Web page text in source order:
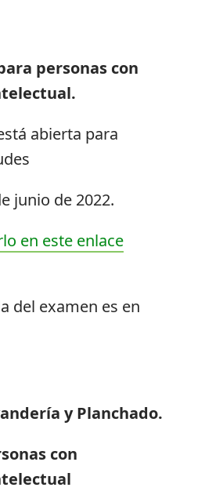
personas con
abierta para
junio de 2022.
en este enlace
del examen es en
y Planchado.
con